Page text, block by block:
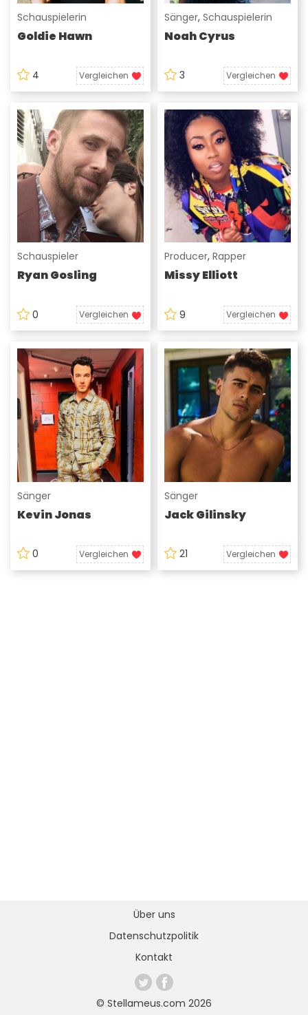
Schauspielerin
Goldie Hawn
4 Vergleichen
Sänger, Schauspielerin
Noah Cyrus
3 Vergleichen
Schauspieler
Ryan Gosling
0 Vergleichen
Producer, Rapper
Missy Elliott
9 Vergleichen
Sänger
Kevin Jonas
0 Vergleichen
Sänger
Jack Gilinsky
21 Vergleichen
© Stellameus.com 2026
Über uns
Datenschutzpolitik
Kontakt